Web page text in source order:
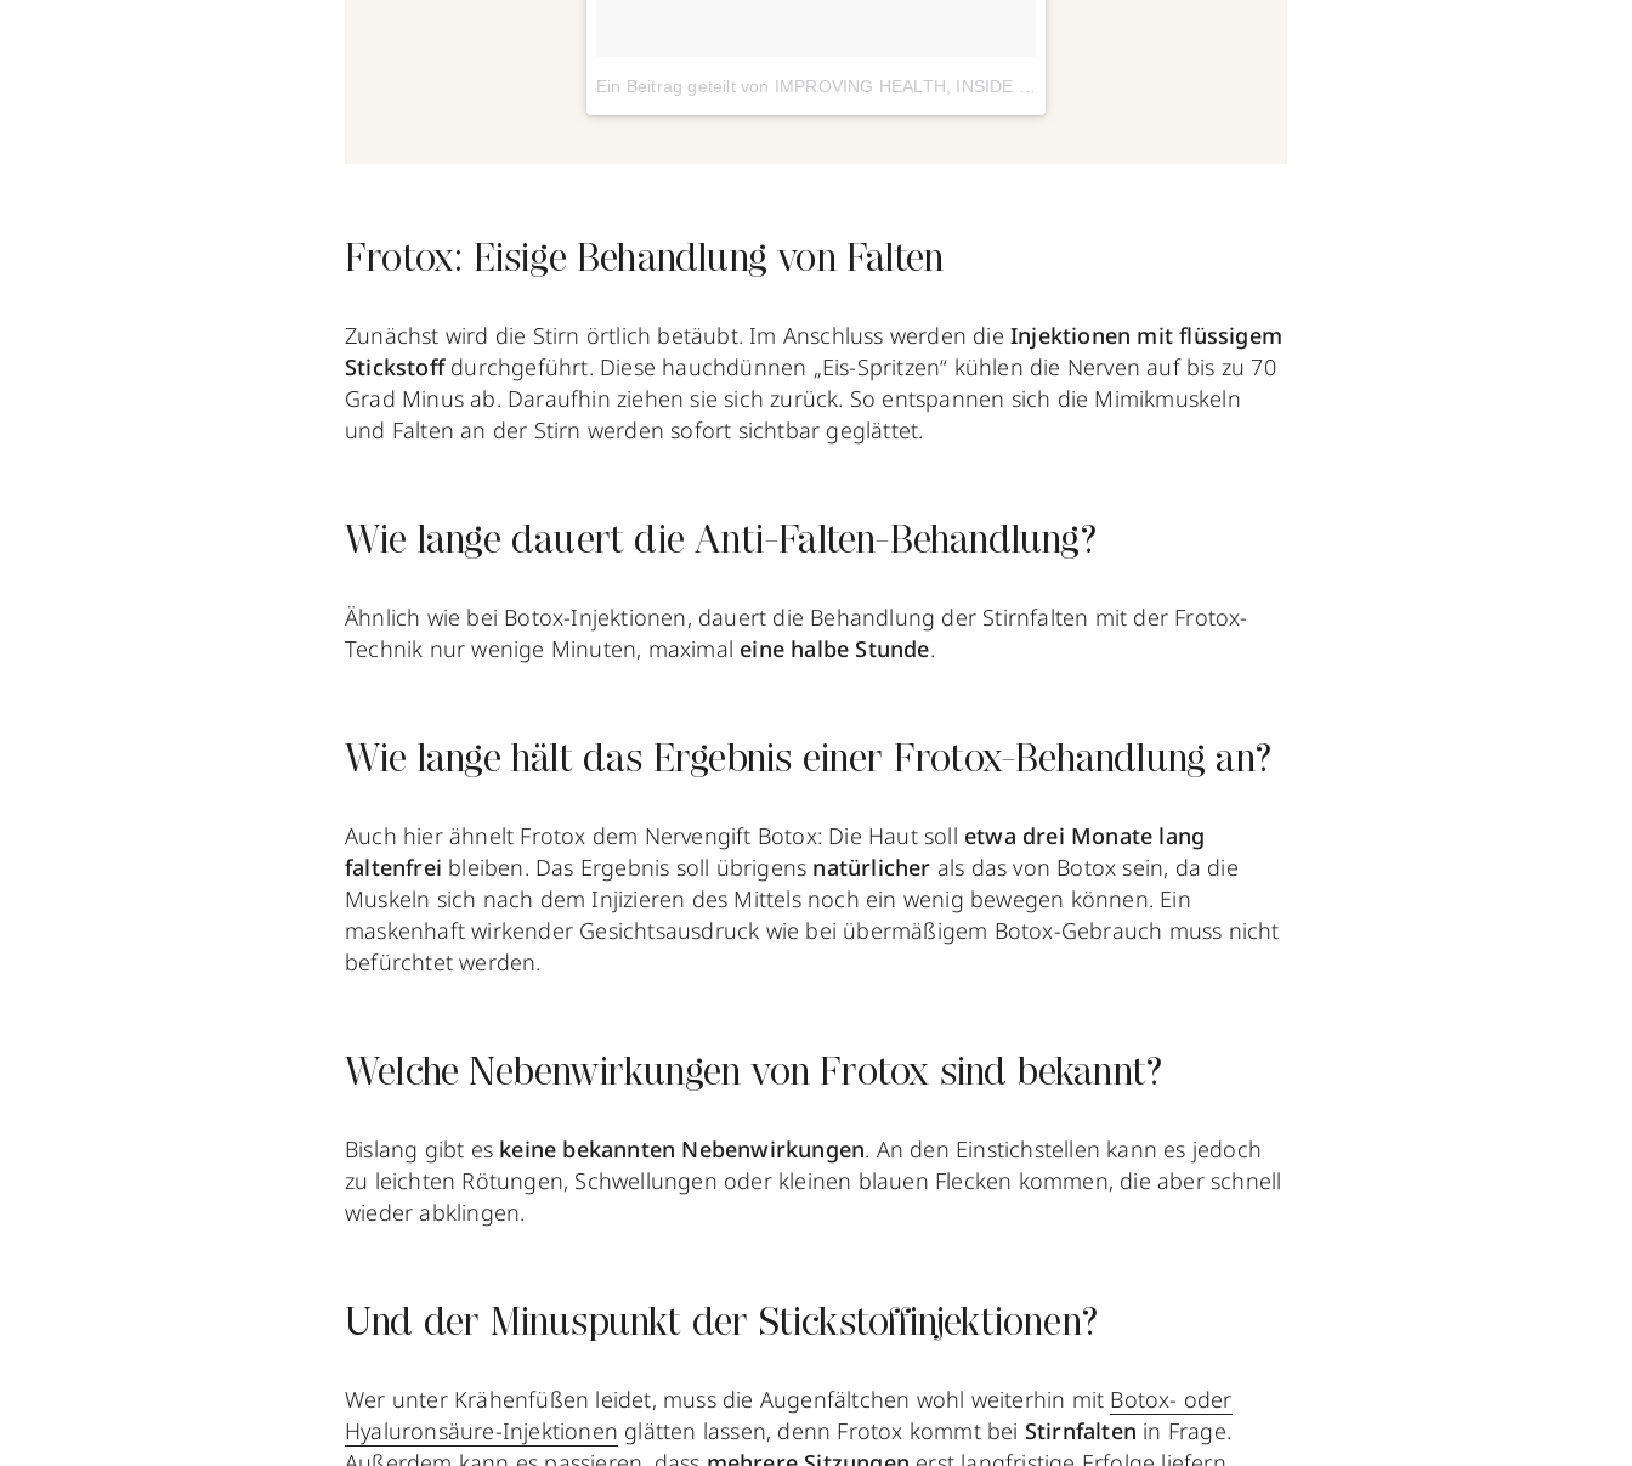
Ein Beitrag geteilt von IMPROVING HEALTH, INSIDE OUT❄ (@chillcryosauna)
Frotox: Eisige Behandlung von Falten
Zunächst wird die Stirn örtlich betäubt. Im Anschluss werden die Injektionen mit flüssigem
Stickstoffdurchgeführt. Diese hauchdünnen „Eis-Spritzen“ kühlen die Nerven auf bis zu 70
Grad Minus ab. Daraufhin ziehen sie sich zurück. So entspannen sich die Mimikmuskeln
und Falten an der Stirn werden sofort sichtbar geglättet.
Wie lange dauert die Anti-Falten-Behandlung?
Ähnlich wie bei Botox-Injektionen, dauert die Behandlung der Stirnfalten mit der Frotox-
Technik nur wenige Minuten, maximal eine halbe Stunde.
Wie lange hält das Ergebnis einer Frotox-Behandlung an?
Auch hier ähnelt Frotox dem Nervengift Botox: Die Haut soll etwa drei Monate lang
faltenfrei bleiben. Das Ergebnis soll übrigens natürlicher als das von Botox sein, da die
Muskeln sich nach dem Injizieren des Mittels noch ein wenig bewegen können. Ein
maskenhaft wirkender Gesichtsausdruck wie bei übermäßigem Botox-Gebrauch muss nicht
befürchtet werden.
Welche Nebenwirkungen von Frotox sind bekannt?
Bislang gibt es keine bekannten Nebenwirkungen. An den Einstichstellen kann es jedoch
zu leichten Rötungen, Schwellungen oder kleinen blauen Flecken kommen, die aber schnell
wieder abklingen.
Und der Minuspunkt der Stickstoffinjektionen?
Wer unter Krähenfüßen leidet, muss die Augenfältchen wohl weiterhin mit Botox- oder
Hyaluronsäure-Injektionen glätten lassen, denn Frotox kommt bei Stirnfalten in Frage.